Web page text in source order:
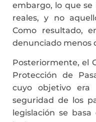
embargo, lo que se
reales, y no
Como resultado,
denunciado menos
Posteriormente, el
Protección de
cuyo objetivo era
seguridad de los
legislación se